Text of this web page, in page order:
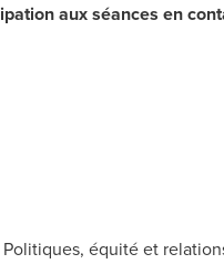
aux séances en
équité et